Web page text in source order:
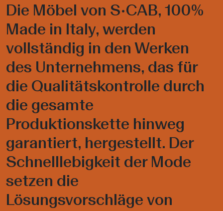
Die Möbel von S•CAB, 100%
Made in Italy, werden
vollständig in den Werken
des Unternehmens, das für
die Qualitätskontrolle durch
die gesamte
Produktionskette hinweg
garantiert, hergestellt. Der
Schnelllebigkeit der Mode
setzen die
Lösungsvorschläge von